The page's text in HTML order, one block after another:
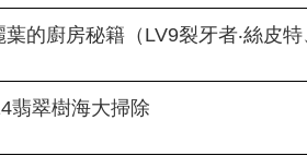
葉的廚房秘籍（LV9裂牙者‧絲皮
翡翠樹海大掃除